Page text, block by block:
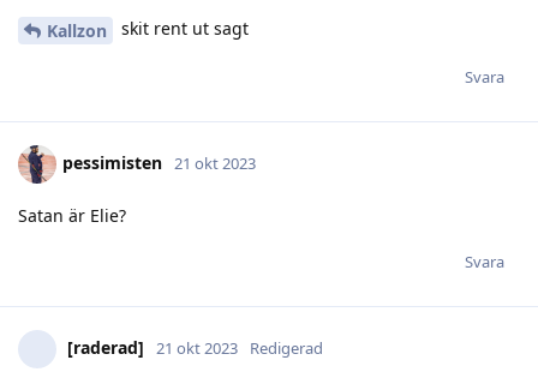
Kallzon skit rent ut sagt
Svara
pessimisten 21 okt 2023
Satan är Elie?
Svara
[raderad] 21 okt 2023 Redigerad